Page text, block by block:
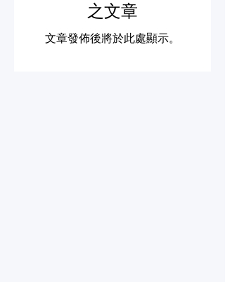
之文章
文章發佈後將於此處顯示。